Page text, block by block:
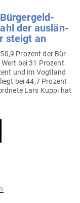
der aus­län­
steigt an
Prozent der Bür­­
bei 31 Prozent.
und im Vogtland
bei 44,7 Prozent
Lars Kuppi hat